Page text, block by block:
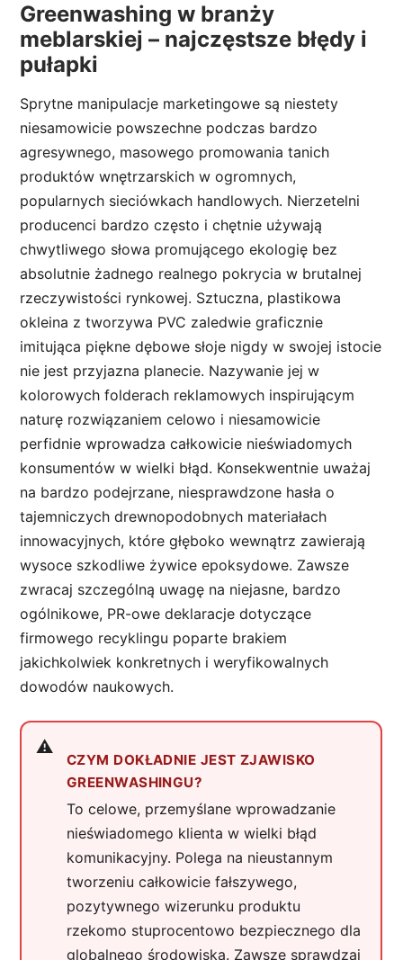
Greenwashing w branży
meblarskiej – najczęstsze błędy i
pułapki
Sprytne manipulacje marketingowe są niestety
niesamowicie powszechne podczas bardzo
agresywnego, masowego promowania tanich
produktów wnętrzarskich w ogromnych,
popularnych sieciówkach handlowych. Nierzetelni
producenci bardzo często i chętnie używają
chwytliwego słowa promującego ekologię bez
absolutnie żadnego realnego pokrycia w brutalnej
rzeczywistości rynkowej. Sztuczna, plastikowa
okleina z tworzywa PVC zaledwie graficznie
imitująca piękne dębowe słoje nigdy w swojej istocie
nie jest przyjazna planecie. Nazywanie jej w
kolorowych folderach reklamowych inspirującym
naturę rozwiązaniem celowo i niesamowicie
perfidnie wprowadza całkowicie nieświadomych
konsumentów w wielki błąd. Konsekwentnie uważaj
na bardzo podejrzane, niesprawdzone hasła o
tajemniczych drewnopodobnych materiałach
innowacyjnych, które głęboko wewnątrz zawierają
wysoce szkodliwe żywice epoksydowe. Zawsze
zwracaj szczególną uwagę na niejasne, bardzo
ogólnikowe, PR-owe deklaracje dotyczące
firmowego recyklingu poparte brakiem
jakichkolwiek konkretnych i weryfikowalnych
dowodów naukowych.
CZYM DOKŁADNIE JEST ZJAWISKO
GREENWASHINGU?
To celowe, przemyślane wprowadzanie
nieświadomego klienta w wielki błąd
komunikacyjny. Polega na nieustannym
tworzeniu całkowicie fałszywego,
pozytywnego wizerunku produktu
rzekomo stuprocentowo bezpiecznego dla
globalnego środowiska. Zawsze sprawdzaj